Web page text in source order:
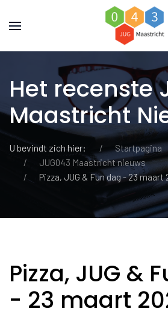
Het recenste
Maastricht
U bevindt zich hier: Startpagina
JUG043 Maastricht nieuws
Pizza, JUG & Fun dag - 23 maart
Pizza, JUG &
- 23 maart